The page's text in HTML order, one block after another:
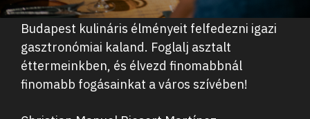
Budapest kulináris élményeit felfedezni igazi
gasztronómiai kaland. Foglalj asztalt
éttermeinkben, és élvezd finomabbnál
finomabb fogásainkat a város szívében!